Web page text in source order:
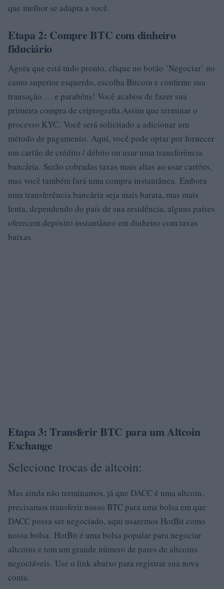
que melhor se adapta a você.
Etapa 2: Compre BTC com dinheiro
fiduciário
Agora que está tudo pronto, clique no botão ‘Negociar’ no
canto superior esquerdo, escolha Bitcoin e confirme sua
transação … e parabéns! Você acabou de fazer sua
primeira compra de criptografia.Assim que terminar o
processo KYC. Você será solicitado a adicionar um
método de pagamento. Aqui, você pode optar por fornecer
um cartão de crédito / débito ou usar uma transferência
bancária. Serão cobradas taxas mais altas ao usar cartões,
mas você também fará uma compra instantânea. Embora
uma transferência bancária seja mais barata, mas mais
lenta, dependendo do país de sua residência, alguns países
oferecem depósito instantâneo em dinheiro com taxas
baixas.
Etapa 3: Transferir BTC para um Altcoin
Exchange
Selecione trocas de altcoin:
Mas ainda não terminamos, já que DACC é uma altcoin,
precisamos transferir nosso BTC para uma bolsa em que
DACC possa ser negociado, aqui usaremos HotBit como
nossa bolsa. HotBit é uma bolsa popular para negociar
altcoins e tem um grande número de pares de altcoins
negociáveis. Use o link abaixo para registrar sua nova
conta.